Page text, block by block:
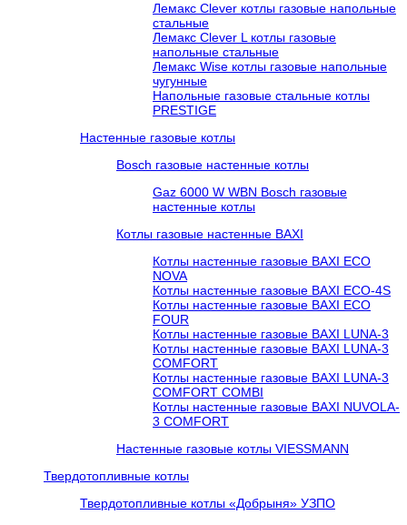
Лемакс Clever котлы газовые напольные
стальные
Лемакс Clever L котлы газовые
напольные стальные
Лемакс Wise котлы газовые напольные
чугунные
Напольные газовые стальные котлы
PRESTIGE
Настенные газовые котлы
Bosch газовые настенные котлы
Gaz 6000 W WBN Bosch газовые
настенные котлы
Котлы газовые настенные BAXI
Котлы настенные газовые BAXI ECO
NOVA
Котлы настенные газовые BAXI ECO-4S
Котлы настенные газовые BAXI ECO
FOUR
Котлы настенные газовые BAXI LUNA-3
Котлы настенные газовые BAXI LUNA-3
COMFORT
Котлы настенные газовые BAXI LUNA-3
COMFORT COMBI
Котлы настенные газовые BAXI NUVOLA-
3 COMFORT
Настенные газовые котлы VIESSMANN
Твердотопливные котлы
Твердотопливные котлы «Добрыня» УЗПО